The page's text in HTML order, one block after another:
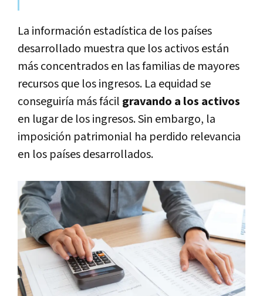
La información estadística de los países
desarrollado muestra que los activos están
más concentrados en las familias de mayores
recursos que los ingresos. La equidad se
conseguiría más fácil gravando a los activos
en lugar de los ingresos. Sin embargo, la
imposición patrimonial ha perdido relevancia
en los países desarrollados.